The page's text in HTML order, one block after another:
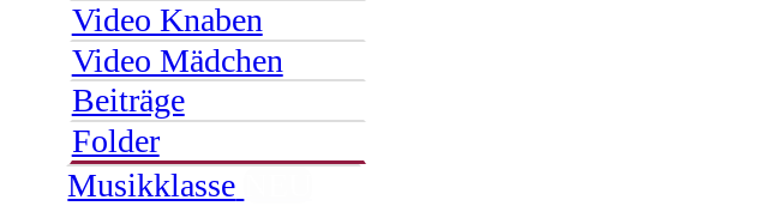
Video Knaben
Video Mädchen
Beiträge
Folder
Musikklasse